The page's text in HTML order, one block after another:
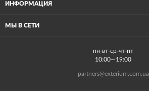
ИНФОРМАЦИЯ
МЫ В СЕТИ
пн-вт-ср-чт-пт
10:00—19:00
partners@exterium.com.ua